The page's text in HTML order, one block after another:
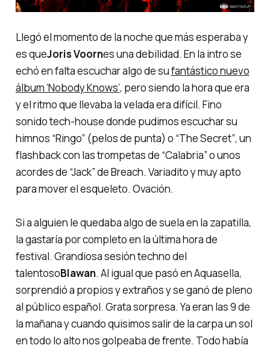
Llegó el momento de la noche que más esperaba y
es queJoris Voornes una debilidad. En la intro se
echó en falta escuchar algo de sufantástico nuevo
álbum ‘Nobody Knows’, pero siendo la hora que era
y el ritmo que llevaba la velada era difícil. Fino
sonidotech-housedonde pudimos escuchar su
himnos “Ringo” (pelos de punta) o “The Secret”, un
flashbackcon las trompetas de “Calabria”o unos
acordes de “Jack”de Breach. Variaditoy muy apto
para mover el esqueleto. Ovación.
Si a alguien le quedaba algo de suela en la zapatilla,
la gastaría por completo en la última hora de
festival. Grandiosa sesión techno del
talentosoBlawan. Al igual que pasó enAquasella,
sorprendió a propios y extraños y se ganó de pleno
al público español. Grata sorpresa. Ya eran las 9 de
la mañana y cuando quisimos salir de la carpa un sol
en todo lo alto nos golpeaba de frente. Todo había